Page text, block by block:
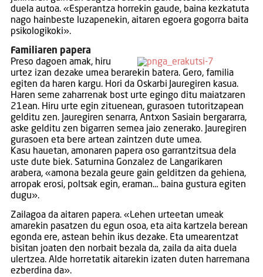
duela autoa. «Esperantza horrekin gaude, baina kezkatuta
nago hainbeste luzapenekin, aitaren egoera gogorra baita
psikologikoki».
Familiaren papera
Preso dagoen amak, hiru
urtez izan dezake umea berarekin batera. Gero, familia
egiten da haren kargu. Hori da Oskarbi Jauregiren kasua.
Haren seme zaharrenak bost urte egingo ditu maiatzaren
21ean. Hiru urte egin zituenean, gurasoen tutoritzapean
gelditu zen. Jauregiren senarra, Antxon Sasiain bergararra,
aske gelditu zen bigarren semea jaio zenerako. Jauregiren
gurasoen eta bere artean zaintzen dute umea.
Kasu hauetan, amonaren papera oso garrantzitsua dela
uste dute biek. Saturnina Gonzalez de Langarikaren
arabera, «amona bezala geure gain gelditzen da gehiena,
arropak erosi, poltsak egin, eraman… baina gustura egiten
dugu».
Zailagoa da aitaren papera. «Lehen urteetan umeak
amarekin pasatzen du egun osoa, eta aita kartzela berean
egonda ere, astean behin ikus dezake. Eta umearentzat
bisitan joaten den norbait bezala da, zaila da aita duela
ulertzea. Alde horretatik aitarekin izaten duten harremana
ezberdina da».